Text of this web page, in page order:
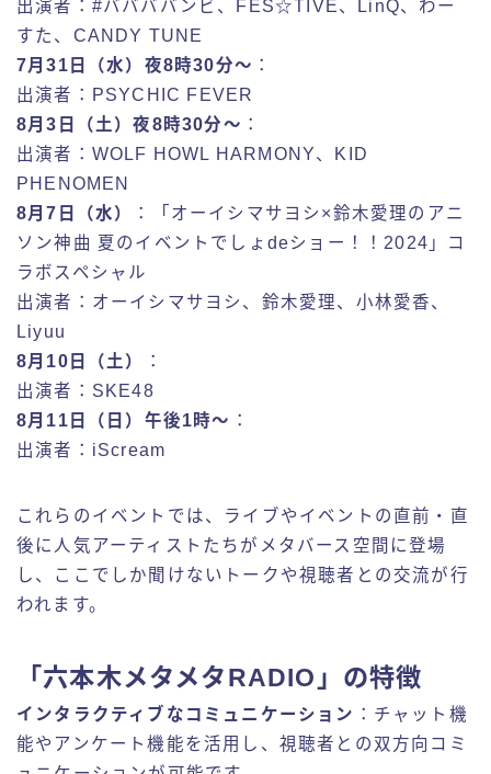
出演者：#ババババンビ、FES☆TIVE、LinQ、わー
すた、CANDY TUNE
7月31日（水）夜8時30分〜 ：
出演者：PSYCHIC FEVER
8月3日（土）夜8時30分〜 ：
出演者：WOLF HOWL HARMONY、KID
PHENOMEN
8月7日（水）
：「オーイシマサヨシ×鈴木愛理のアニ
ソン神曲 夏のイベントでしょdeショー！！2024」コ
ラボスペシャル
出演者：オーイシマサヨシ、鈴木愛理、小林愛香、
Liyuu
8月10日（土）
：
出演者：SKE48
8月11日（日）午後1時〜 ：
出演者：iScream
これらのイベントでは、ライブやイベントの直前・直
後に人気アーティストたちがメタバース空間に登場
し、ここでしか聞けないトークや視聴者との交流が行
われます。
「六本木メタメタRADIO」の特徴
インタラクティブなコミュニケーション ：チャット機
能やアンケート機能を活用し、視聴者との双方向コミ